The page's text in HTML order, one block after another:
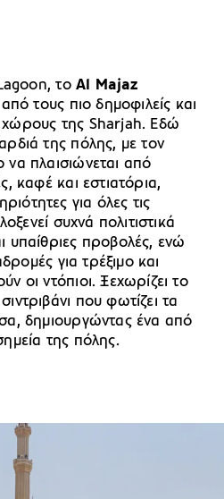
το Al Majaz
τους πιο δημοφιλείς και
χώρους της Sharjah. Εδώ
της πόλης, με τον
να πλαισιώνεται από
καφέ και εστιατόρια,
για όλες τις
συχνά πολιτιστικά
υπαίθριες προβολές, ενώ
για τρέξιμο και
οι ντόπιοι. Ξεχωρίζει το
που φωτίζει τα
δημιουργώντας ένα από
της πόλης.